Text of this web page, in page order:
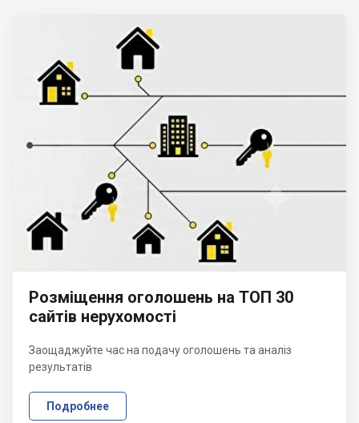
Розміщення оголошень на ТОП 30
сайтів нерухомості
Заощаджуйте час на подачу оголошень та аналіз
результатів
Подробнее